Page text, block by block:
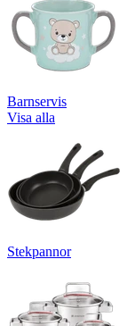
Barnservis
Visa alla
Stekpannor